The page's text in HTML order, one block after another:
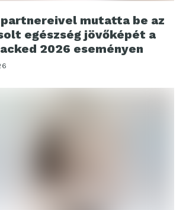
partnereivel mutatta be az
egészség jövőképét a
2026 eseményen